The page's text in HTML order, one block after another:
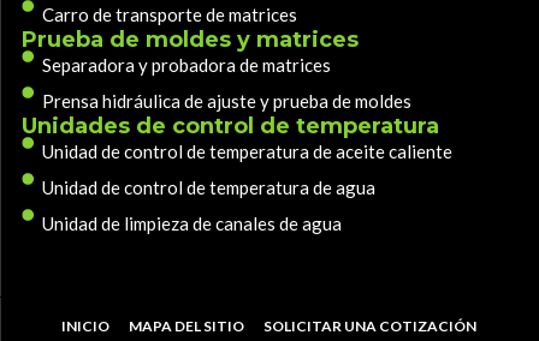
Carro de transporte de matrices
Prueba de moldes y matrices
Separadora y probadora de matrices
Prensa hidráulica de ajuste y prueba de moldes
Unidades de control de temperatura
Unidad de control de temperatura de aceite caliente
Unidad de control de temperatura de agua
Unidad de limpieza de canales de agua
INICIO MAPA DEL SITIO SOLICITAR UNA COTIZACIÓN